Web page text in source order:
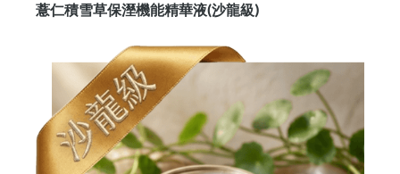
薏仁積雪草保溼機能精華液(沙龍級)